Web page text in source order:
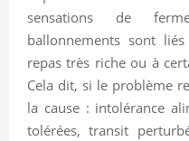
sensations de
ballonnements sont
repas très riche ou à
Cela dit, si le problème
la cause : intolérance
tolérées, transit